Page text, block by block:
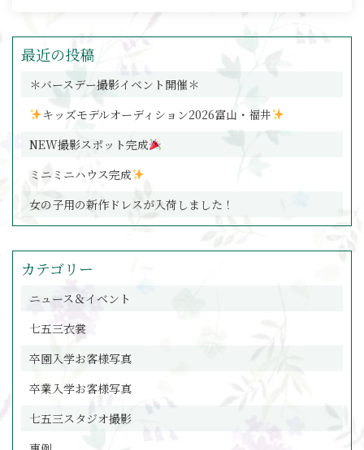
最近の投稿
＊バースデー撮影イベント開催＊
キッズモデルオーディション2026富山・福井
NEW撮影スポット完成
ミニミニハウス完成
女の子用の新作ドレスが入荷しました！
カテゴリー
ニュース＆イベント
七五三衣裳
卒園入学お客様写真
卒業入学お客様写真
七五三スタジオ撮影